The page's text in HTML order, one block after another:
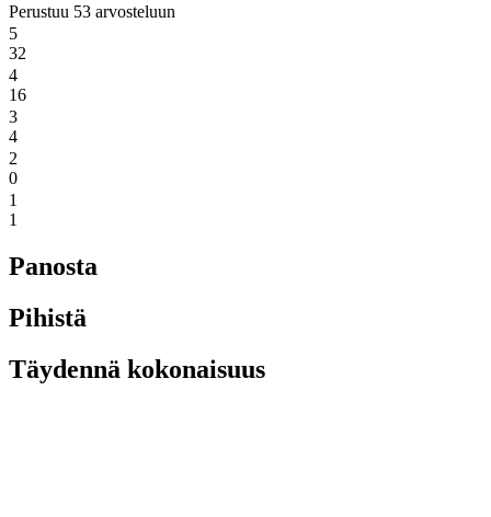
Perustuu 53 arvosteluun
5
32
4
16
3
4
2
0
1
1
Panosta
Pihistä
Täydennä kokonaisuus